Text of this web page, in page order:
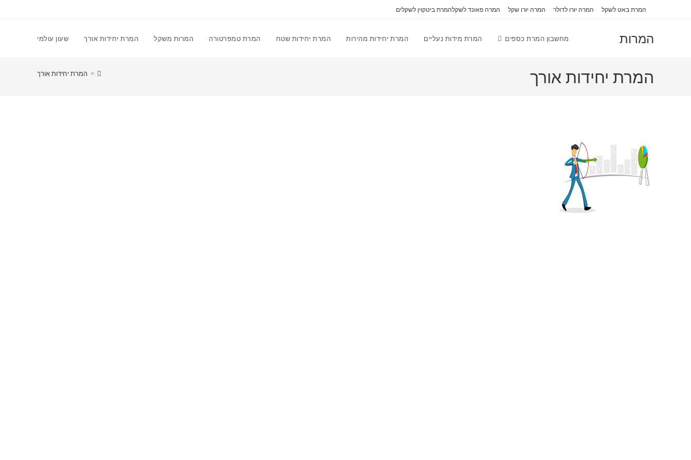
המרת באט לשקל המרה יורו לדולר המרה יורו שקל המרה פאונד לשקלהמרת ביטקוין לשקלים
המרות מחשבון המרת כספים המרת מידות נעליים המרת יחידות מהירות המרת יחידות שטח המרת טמפרטורה המרות משקל המרת יחידות אורך שעון עולמי
המרת יחידות אורך > המרת יחידות אורך